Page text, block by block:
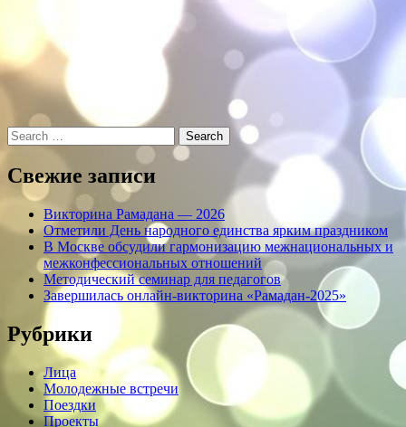
Search
Свежие записи
Викторина Рамадана — 2026
Отметили День народного единства ярким праздником
В Москве обсудили гармонизацию межнациональных и
межконфессиональных отношений
Методический семинар для педагогов
Завершилась онлайн-викторина «Рамадан-2025»
Рубрики
Лица
Молодежные встречи
Поездки
Проекты